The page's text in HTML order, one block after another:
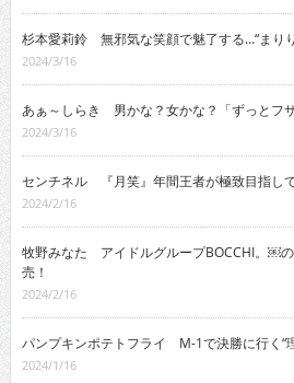
杉本愛莉鈴 無邪気な笑顔で魅了する…“まり
2024/3/16
あぁ～しらき 男かな？女かな？「ずっとフ
2024/3/16
センチネル 『月笑』年間王者が極致目指し
2024/2/16
牧野みなた アイドルグループBOCCHI。￼
売！
2024/2/16
パンプキンポテトフライ M-1で決勝に行く“
2024/1/16